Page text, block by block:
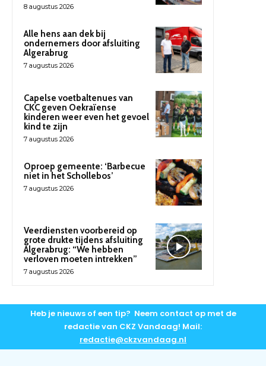
8 augustus 2026
Alle hens aan dek bij
ondernemers door afsluiting
Algerabrug
7 augustus 2026
Capelse voetbaltenues van
CKC geven Oekraïense
kinderen weer even het gevoel
kind te zijn
7 augustus 2026
Oproep gemeente: ‘Barbecue
niet in het Schollebos’
7 augustus 2026
Veerdiensten voorbereid op
grote drukte tijdens afsluiting
Algerabrug: “We hebben
verloven moeten intrekken”
7 augustus 2026
Heb je nieuws of een tip? Neem contact op met de
redactie van CKZ Vandaag! Mail:
redactie@ckzvandaag.nl